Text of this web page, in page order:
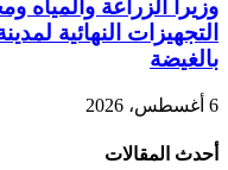
وزيرا الزراعة
التجهيزات النهائية
بالغيضة
6 أغسطس، 2026
أحدث المقالات